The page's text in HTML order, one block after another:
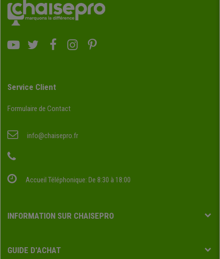
Service Client
Formulaire de Contact
info@chaisepro.fr
Accueil Téléphonique: De 8:30 à 18:00
INFORMATION SUR CHAISEPRO
GUIDE D'ACHAT